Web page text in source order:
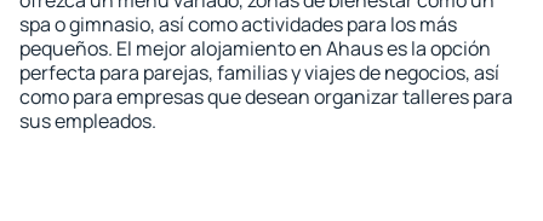
spa o gimnasio, así como actividades para los más
pequeños. El mejor alojamiento en Ahaus es la opción
perfecta para parejas, familias y viajes de negocios, así
como para empresas que desean organizar talleres para
sus empleados.